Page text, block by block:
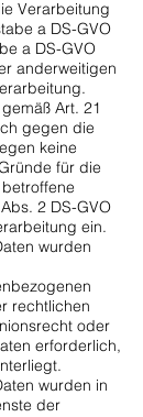
Verarbeitung
a DS-GVO
a DS-GVO
anderweitigen
Art. 21
gegen die
keine
für die
2 DS-GVO
ein.
wurden
rechtlichen
oder
erforderlich,
wurden in
der